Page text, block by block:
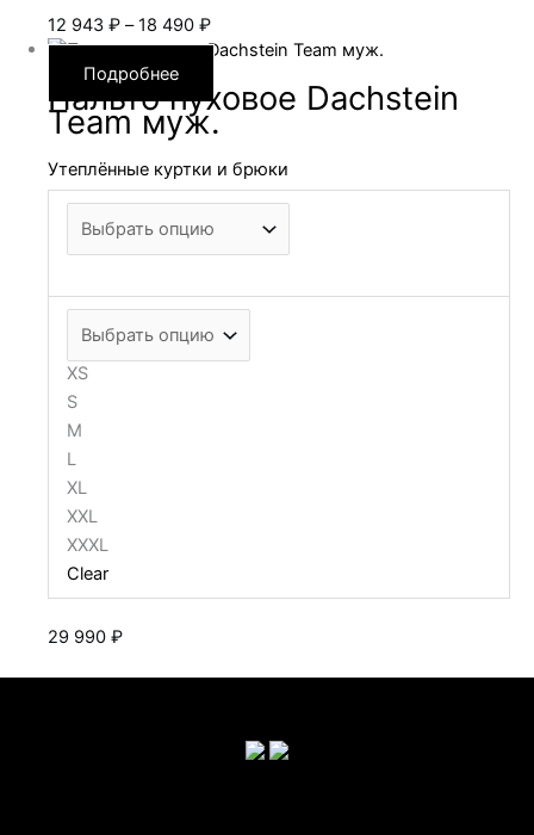
12 943 ₽ – 18 490 ₽Диапазон
цен:
–
Подробнее
Пальто пуховое Dachstein
Team муж.
Утеплённые куртки и брюки
XS
S
M
L
XL
XXL
XXXL
Clear
29 990 ₽